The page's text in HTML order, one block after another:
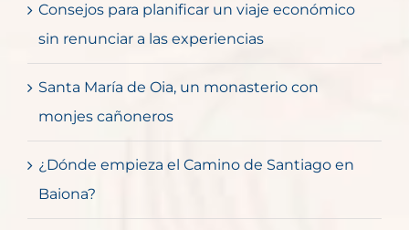
Consejos para planificar un viaje económico
sin renunciar a las experiencias
Santa María de Oia, un monasterio con
monjes cañoneros
¿Dónde empieza el Camino de Santiago en
Baiona?